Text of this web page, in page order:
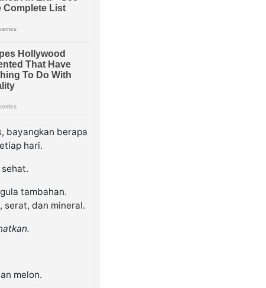
bayangkan berapa
hari.
tambahan.
serat, dan mineral.
melon.